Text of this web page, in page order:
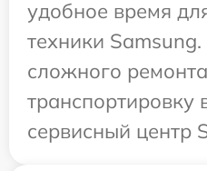
удобное время
техники
сложного
транспортировку
сервисный центр